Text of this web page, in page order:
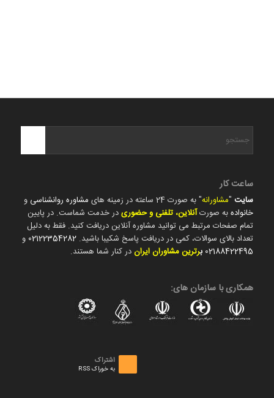
ساعت کار
سایت"مشاورانه" به صورت 24 ساعته در زمینه های مشاوره روانشناسی و
خانوادهبه صورتآنلاین، تلفنی و حضوریدر خدمت شماست. در پایین
تمام صفحات مرتبط می توانید مشاوره آنلاین دریافت کنید. فقط به دلیل
تعداد بالای سوالات، کمی در دریافت پاسخ شکیبا باشید. 02122354282 و
02188422495 برترین مشاوران ایراندر کنار شما هستند.
همکاری با سازمان های:
اشتراک
به خوراک RSS